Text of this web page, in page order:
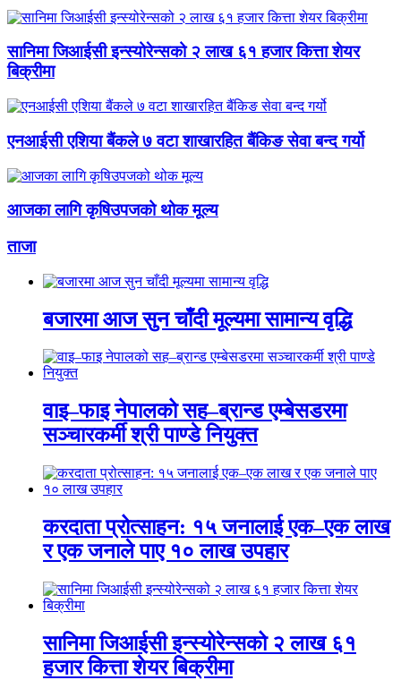
सानिमा जिआईसी इन्स्योरेन्सको २ लाख ६१ हजार कित्ता शेयर
बिक्रीमा
एनआईसी एशिया बैंकले ७ वटा शाखारहित बैंकिङ सेवा बन्द गर्यो
आजका लागि कृषिउपजको थोक मूल्य
ताजा
बजारमा आज सुन चाँदी मूल्यमा सामान्य वृद्धि
वाइ–फाइ नेपालको सह–ब्रान्ड एम्बेसडरमा
सञ्चारकर्मी श्री पाण्डे नियुक्त
करदाता प्रोत्साहन: १५ जनालाई एक–एक लाख
र एक जनाले पाए १० लाख उपहार
सानिमा जिआईसी इन्स्योरेन्सको २ लाख ६१
हजार कित्ता शेयर बिक्रीमा